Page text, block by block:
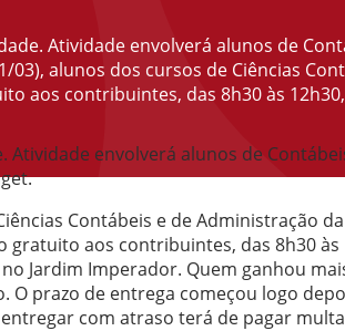
Atividade envolverá alunos de
alunos dos cursos de Ciências
aos contribuintes, das 8h30 às
envolverá alunos de
Contábeis e de Administração da
gratuito aos contribuintes, das 8h30 às
Jardim Imperador. Quem ganhou
O prazo de entrega começou logo
com atraso terá de pagar